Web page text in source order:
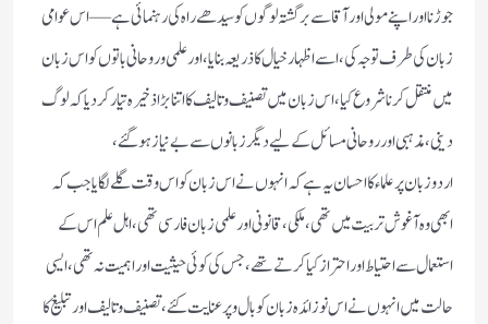
جوڑنا اور اپنے مولی اور آقا سے برگشتہ لوگوں کو سیدھے راہ کی رہنمائی ہے —اس عوامی
زبان کی طرف توجہ کی، اسے اظہار خیال کا ذریعہ بنایا، اور علمی و روحانی باتوں کو اس زبان
میں منتقل کرناشروع کیا، اس زبان میں تصنیف و تالیف کا اتنا بڑا ذخیرہ تیار کردیا کہ لوگ
دینی ، مذہبی اور روحانی مسائل کے لیے دیگر زبانوں سے بے نیاز ہو گئے،
اردو زبان پر علماء کا احسان یہ ہے کہ انہوں نے اس زبان کو اس وقت گلے لگایا جب کہ
ابھی وہ آغوش تربیت میں تھی، ملکی،قانونی اور علمی زبان فارسی تھی، اہل علم اس کے
استعمال سے احتیاط اور احتراز کیا کرتے تھے،جس کی کوئی حیثیت اور اہمیت نہ تھی، ایسی
حالت میں انہوں نے اس نوزائدہ زبان کو بال و پر عنایت کئے،تصنیف و تالیف اور تبلیغ کا